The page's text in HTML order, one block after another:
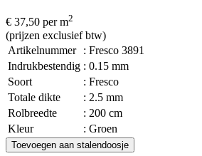
€ 37,50 per m2
(prijzen exclusief btw)
Artikelnummer
: Fresco 3891
Indrukbestendig : 0.15 mm
Soort
: Fresco
Totale dikte
: 2.5 mm
Rolbreedte
: 200 cm
Kleur
: Groen
Toevoegen aan stalendoosje